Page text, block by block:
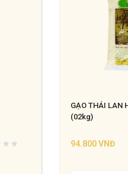
GẠO THÁI LAN
(02kg)
94.800VNĐ